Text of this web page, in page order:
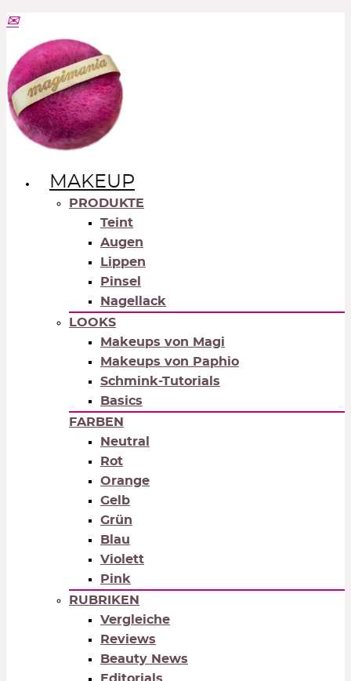
MAKEUP
PRODUKTE
Teint
Augen
Lippen
Pinsel
Nagellack
LOOKS
Makeups von Magi
Makeups von Paphio
Schmink-Tutorials
Basics
FARBEN
Neutral
Rot
Orange
Gelb
Grün
Blau
Violett
Pink
RUBRIKEN
Vergleiche
Reviews
Beauty News